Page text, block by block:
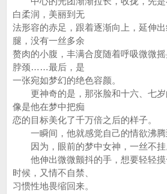
白柔润，美丽到无
法形容的赤足，跟着逐渐向上，延伸
腿，没有一丝多余
赘肉的小腹，丰满合度随着呼吸微微
脖颈……最后，是
一张宛如梦幻的绝色容颜。
更神奇的是，那张脸和十六、七岁
像是他在梦中把痴
恋的目标美化了千万倍之后的样子。
一瞬间，他就感觉自己的情欲沸腾
因为，眼前的梦中女神，一丝不挂
他伸出微微颤抖的手，想要轻轻摸
时候，又情不自禁、
习惯性地畏缩回来。